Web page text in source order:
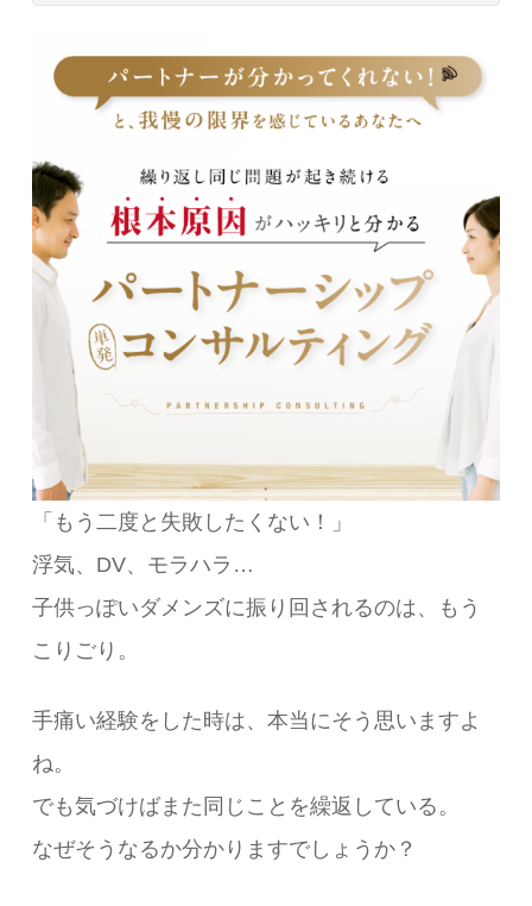
「もう二度と失敗したくない！」
浮気、DV、モラハラ…
子供っぽいダメンズに振り回されるのは、もう
こりごり。
手痛い経験をした時は、本当にそう思いますよ
ね。
でも気づけばまた同じことを繰返している。
なぜそうなるか分かりますでしょうか？